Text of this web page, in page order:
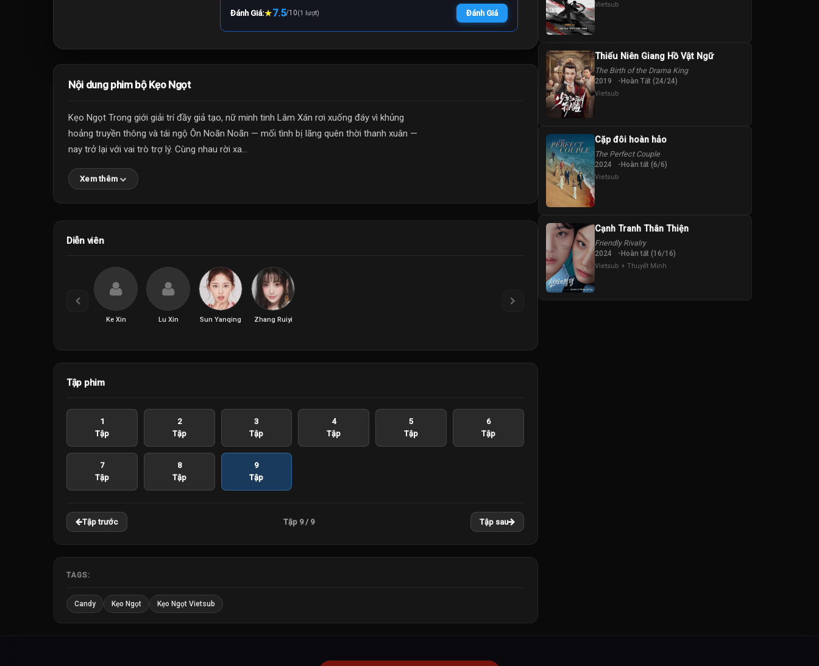
Đánh Giá:★7.5/10(1 lượt) Đánh Giá
Nội dung phim bộ Kẹo Ngọt
Kẹo Ngọt Trong giới giải trí đầy giả tạo, nữ minh tinh Lâm Xán rơi xuống đáy vì khủng
hoảng truyền thông và tái ngộ Ôn Noãn Noãn — mối tình bị lãng quên thời thanh xuân —
nay trở lại với vai trò trợ lý. Cùng nhau rời xa...
Xem thêm
Diễn viên
Ke Xin Lu Xin Sun Yanqing Zhang Ruiyi
Tập phim
1
Tập
2
Tập
3
Tập
4
Tập
5
Tập
6
Tập
7
Tập
8
Tập
9
Tập
Tập trước Tập 9 / 9 Tập sau
TAGS:
Candy Kẹo Ngọt Kẹo Ngọt Vietsub
Vietsub
Thiếu Niên Giang Hồ Vật Ngữ
The Birth of the Drama King
2019 Hoàn Tất (24/24)
Vietsub
Cặp đôi hoàn hảo
The Perfect Couple
2024 Hoàn tất (6/6)
Vietsub
Cạnh Tranh Thân Thiện
Friendly Rivalry
2024 Hoàn tất (16/16)
Vietsub + Thuyết Minh